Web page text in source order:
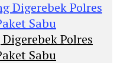
Polres
Sabu